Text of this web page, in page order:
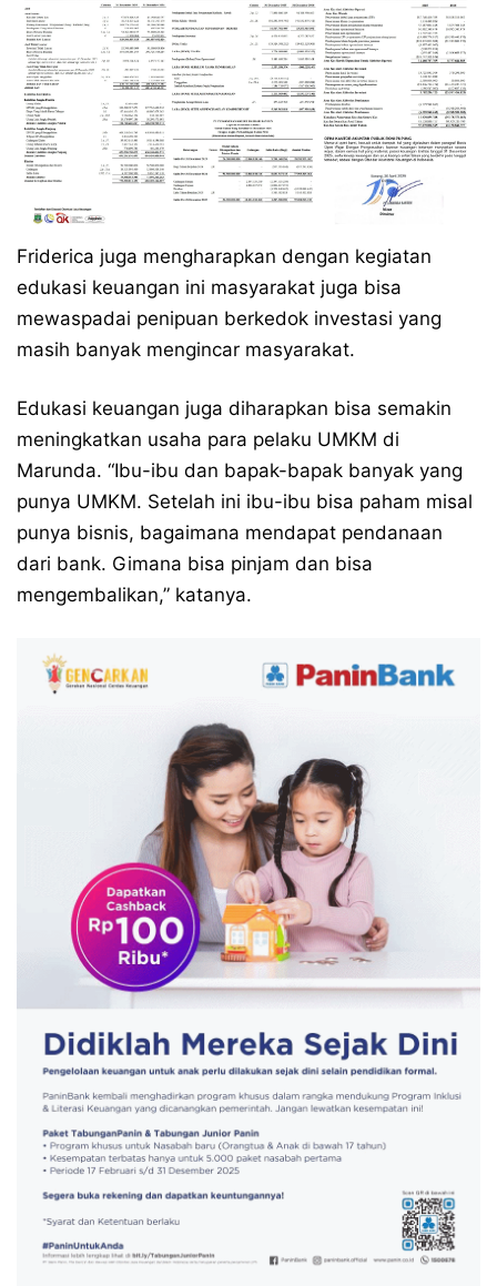
Friderica juga mengharapkan dengan kegiatan
edukasi keuangan ini masyarakat juga bisa
mewaspadai penipuan berkedok investasi yang
masih banyak mengincar masyarakat.
Edukasi keuangan juga diharapkan bisa semakin
meningkatkan usaha para pelaku UMKM di
Marunda. “Ibu-ibu dan bapak-bapak banyak yang
punya UMKM. Setelah ini ibu-ibu bisa paham misal
punya bisnis, bagaimana mendapat pendanaan
dari bank. Gimana bisa pinjam dan bisa
mengembalikan,” katanya.